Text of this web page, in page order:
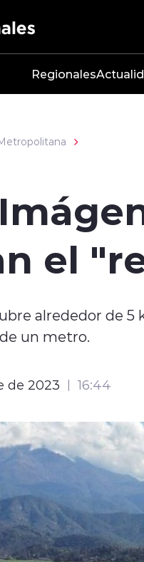
Regionales
el
alrededor de 5
un metro.
de 2023 16:44